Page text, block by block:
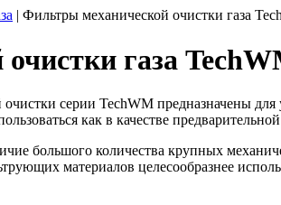
| Фильтры механической очистки газа
газа
серии TechWM предназначены
как в качестве
большого количества крупных
материалов целесообразнее